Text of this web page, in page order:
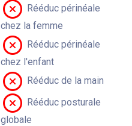
Rééduc périnéale
chez la femme
Rééduc périnéale
chez l'enfant
Rééduc de la main
Rééduc posturale
globale